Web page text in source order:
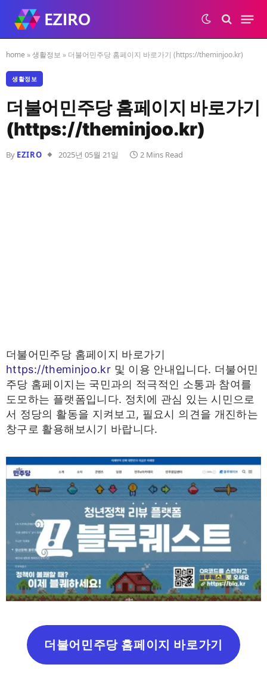
home »생활정보 » 더불어민주당 홈페이지 바로가기 (https://theminjoo.kr)
생활정보
더불어민주당 홈페이지 바로가기
(https://theminjoo.kr)
By EZIRO 2025년 05월 21일 2 Mins Read
더불어민주당 홈페이지 바로가기
https://theminjoo.kr 및 이용 안내입니다. 더불어민
주당 홈페이지는 국민과의 적극적인 소통과 참여를
도모하는 플랫폼입니다. 정치에 관심 있는 시민으로
서 정당의 활동을 지켜보고, 필요시 의견을 개진하는
창구로 활용해보시기 바랍니다.
더불어민주당 홈페이지 바로가기